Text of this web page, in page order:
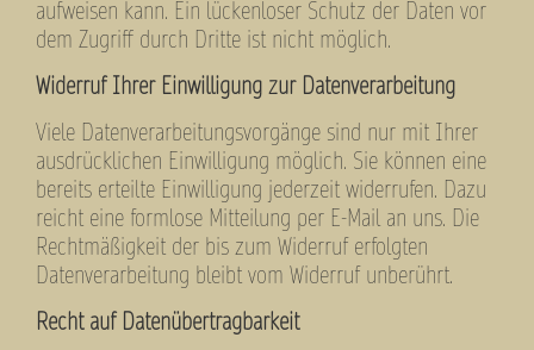
aufweisen kann. Ein lückenloser Schutz der Daten vor
dem Zugriff durch Dritte ist nicht möglich.
Widerruf Ihrer Einwilligung zur Datenverarbeitung
Viele Datenverarbeitungsvorgänge sind nur mit Ihrer
ausdrücklichen Einwilligung möglich. Sie können eine
bereits erteilte Einwilligung jederzeit widerrufen. Dazu
reicht eine formlose Mitteilung per E-Mail an uns. Die
Rechtmäßigkeit der bis zum Widerruf erfolgten
Datenverarbeitung bleibt vom Widerruf unberührt.
Recht auf Datenübertragbarkeit